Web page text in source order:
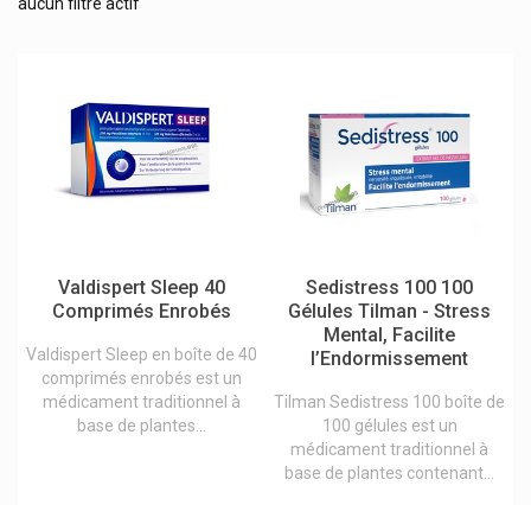
Insomnie, stress, anxiété
Jambes lourdes
Mal de gorge
Oreilles
Soins de la Bouche
Cefak
H&s Tisanes Naturelles
Klosterfrau Melissengeist
Lehning Laboratoires
Melisana
Synergia Apotex D-Stress
Therascience Physiomance Phytomance
Tilman & Biolys Produits À Base De Plantes
Trenker
Vemedia
Valdispert Sleep 40
Comprimés Enrobés
Valdispert Sleep en boîte de 40
comprimés enrobés est un
médicament traditionnel à
base de plantes...
Sedistress 100 100
Gélules Tilman - Stress
Mental, Facilite
l’Endormissement
Tilman Sedistress 100 boîte de
100 gélules est un
médicament traditionnel à
base de plantes contenant...